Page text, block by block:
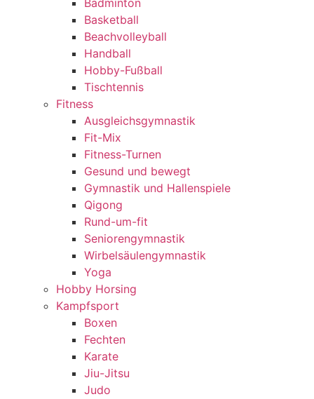
Badminton
Basketball
Beachvolleyball
Handball
Hobby-Fußball
Tischtennis
Fitness
Ausgleichsgymnastik
Fit-Mix
Fitness-Turnen
Gesund und bewegt
Gymnastik und Hallenspiele
Qigong
Rund-um-fit
Seniorengymnastik
Wirbelsäulengymnastik
Yoga
Hobby Horsing
Kampfsport
Boxen
Fechten
Karate
Jiu-Jitsu
Judo